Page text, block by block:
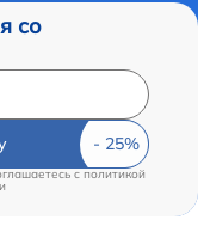
со
cполитикой